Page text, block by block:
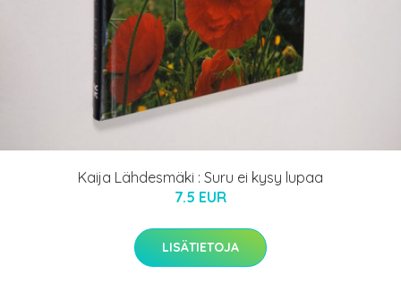
Kaija Lähdesmäki : Suru ei kysy lupaa
7.5 EUR
LISÄTIETOJA